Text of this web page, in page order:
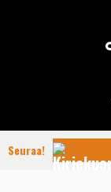
Seuraa!